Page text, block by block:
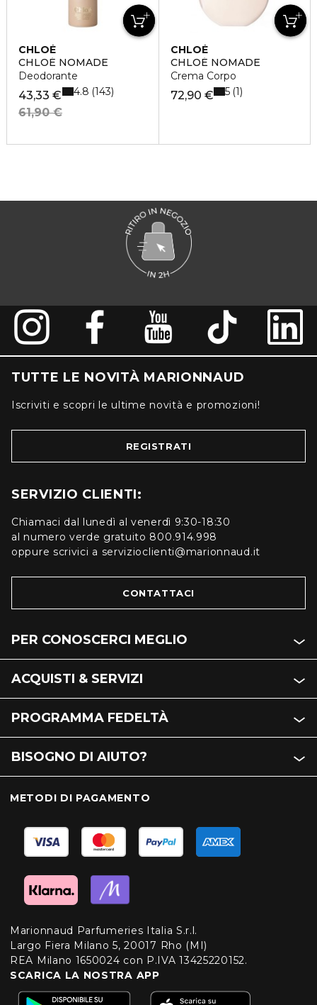
CHLOÉ
CHLOÉ NOMADE
Deodorante
43,33 €
61,90 €
4.8 143
CHLOÉ
CHLOÉ NOMADE
Crema Corpo
72,90 € 5 1
TUTTE LE NOVITÀ MARIONNAUD
Iscriviti e scopri le ultime novità e promozioni!
REGISTRATI
SERVIZIO CLIENTI:
Chiamaci dal lunedì al venerdì 9:30-18:30
al numero verde gratuito 800.914.998
oppure scrivici a servizioclienti@marionnaud.it
CONTATTACI
PER CONOSCERCI MEGLIO
ACQUISTI & SERVIZI
PROGRAMMA FEDELTÀ
BISOGNO DI AIUTO?
METODI DI PAGAMENTO
Marionnaud Parfumeries Italia S.r.l.
Largo Fiera Milano 5, 20017 Rho (MI)
REA Milano 1650024 con P.IVA 13425220152.
SCARICA LA NOSTRA APP